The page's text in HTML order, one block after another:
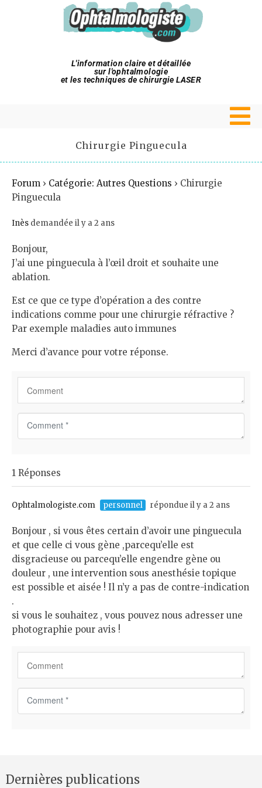
L'information claire et détaillée
sur l'ophtalmologie
et les techniques de chirurgie LASER
Chirurgie Pinguecula
Forum › Catégorie: Autres Questions › Chirurgie
Pinguecula
Inès demandée il y a 2 ans
Bonjour,
J’ai une pinguecula à l’œil droit et souhaite une
ablation.
Est ce que ce type d’opération a des contre
indications comme pour une chirurgie réfractive ?
Par exemple maladies auto immunes
Merci d’avance pour votre réponse.
e
n
t
1 Réponses
Ophtalmologiste.com personnel répondue il y a 2 ans
Bonjour , si vous êtes certain d’avoir une pinguecula
et que celle ci vous gène ,parcequ’elle est
disgracieuse ou parcequ’elle engendre gène ou
douleur , une intervention sous anesthésie topique
est possible et aisée ! Il n’y a pas de contre-indication
.
si vous le souhaitez , vous pouvez nous adresser une
photographie pour avis !
t
Dernières publications